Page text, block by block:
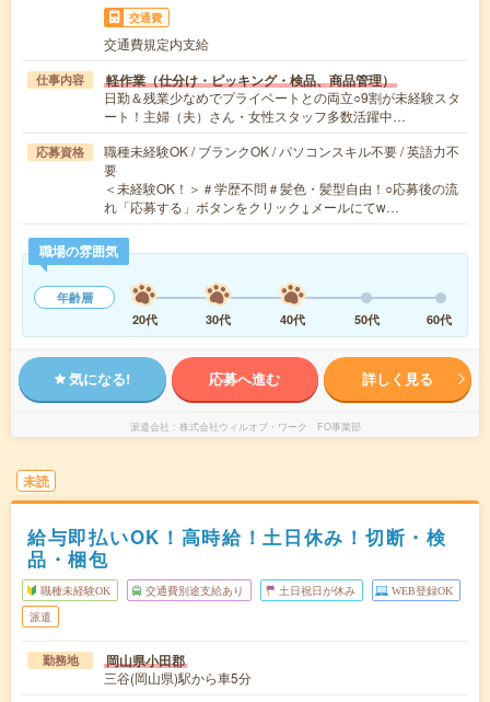
交通費
交通費規定内支給
仕事内容 軽作業（仕分け・ピッキング・検品、商品管理）
日勤＆残業少なめでプライベートとの両立○9割が未経験スタ
ート！主婦（夫）さん・女性スタッフ多数活躍中…
応募資格
職種未経験OK / ブランクOK / パソコンスキル不要 / 英語力不
要
＜未経験OK！＞＃学歴不問＃髪色・髪型自由！○応募後の流
れ「応募する」ボタンをクリック↓メールにてw…
職場の雰囲気
年齢層
20代
30代 40代 50代 60代
気になる! 応募へ進む 詳しく見る
派遣会社 株式会社ウィルオブ・ワーク FO事業部
未読
給与即払いOK！高時給！土日休み！切断・検
品・梱包
職種未経験OK 交通費別途支給あり 土日祝日が休み WEB登録OK
派遣
勤務地 岡山県小田郡
三谷(岡山県)駅から車5分